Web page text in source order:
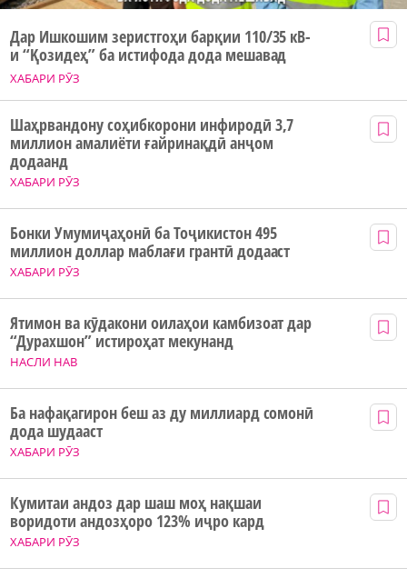
ХАБАРИ РӮЗ
Дар Ишкошим зеристгоҳи барқии 110/35 кВ-
и “Қозидеҳ” ба истифода дода мешавад
ХАБАРИ РӮЗ
Шаҳрвандону соҳибкорони инфиродӣ 3,7
миллион амалиёти ғайринақдӣ анҷом
додаанд
ХАБАРИ РӮЗ
Бонки Умумиҷаҳонӣ ба Тоҷикистон 495
миллион доллар маблағи грантӣ додааст
НАСЛИ НАВ
Ятимон ва кӯдакони оилаҳои камбизоат дар
“Дурахшон” истироҳат мекунанд
ХАБАРИ РӮЗ
Ба нафақагирон беш аз ду миллиард сомонӣ
дода шудааст
ХАБАРИ РӮЗ
Кумитаи андоз дар шаш моҳ нақшаи
воридоти андозҳоро 123% иҷро кард